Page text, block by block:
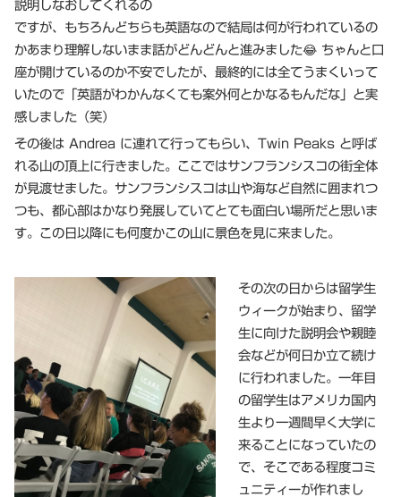
説明しなおしてくれるの
ですが、もちろんどちらも英語なので結局は何が行われているの
かあまり理解しないまま話がどんどんと進みました😂 ちゃんと口
座が開けているのか不安でしたが、最終的には全てうまくいって
いたので「英語がわかんなくても案外何とかなるもんだな」と実
感しました（笑）
その後は Andrea に連れて行ってもらい、Twin Peaks と呼ば
れる山の頂上に行きました。ここではサンフランシスコの街全体
が見渡せました。サンフランシスコは山や海など自然に囲まれつ
つも、都心部はかなり発展していてとても面白い場所だと思いま
す。この日以降にも何度かこの山に景色を見に来ました。
その次の日からは留学生
ウィークが始まり、留学
生に向けた説明会や親睦
会などが何日か立て続け
に行われました。一年目
の留学生はアメリカ国内
生より一週間早く大学に
来ることになっていたの
で、そこである程度コミ
ュニティーが作れまし